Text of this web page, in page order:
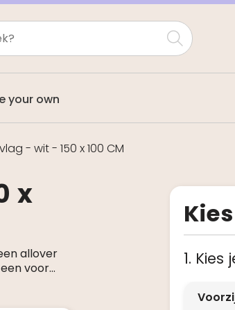
your own
- wit - 150 x 100 CM
x
allover
voor... 1.